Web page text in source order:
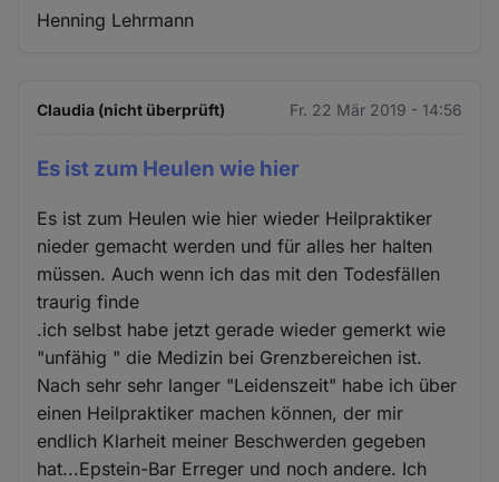
Henning Lehrmann
Claudia (nicht überprüft) Fr. 22 Mär 2019 - 14:56
Es ist zum Heulen wie hier
Es ist zum Heulen wie hier wieder Heilpraktiker
nieder gemacht werden und für alles her halten
müssen. Auch wenn ich das mit den Todesfällen
traurig finde
.ich selbst habe jetzt gerade wieder gemerkt wie
"unfähig " die Medizin bei Grenzbereichen ist.
Nach sehr sehr langer "Leidenszeit" habe ich über
einen Heilpraktiker machen können, der mir
endlich Klarheit meiner Beschwerden gegeben
hat...Epstein-Bar Erreger und noch andere. Ich